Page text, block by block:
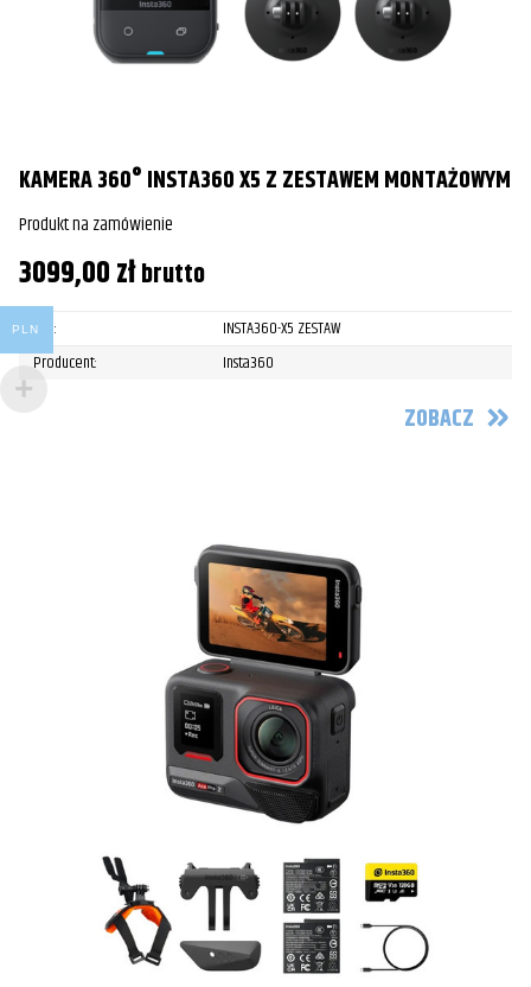
KAMERA 360° INSTA360 X5 Z ZESTAWEM MONTAŻOWYM
Produkt na zamówienie
3099,00złbrutto
SKU:
INSTA360-X5 ZESTAW
Producent:
Insta360
ZOBACZ
PLN